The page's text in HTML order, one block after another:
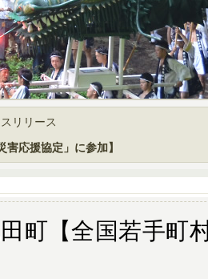
リリース
応援協定」に参加】
町【全国若手町